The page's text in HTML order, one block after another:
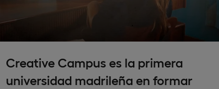
Creative Campus es la primera
universidad madrileña en formar